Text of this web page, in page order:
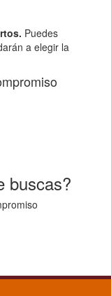
Puedes
a elegir la
buscas?